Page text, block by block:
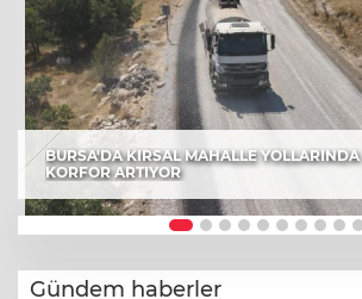
BURSA'DA KIRSAL MAHALLE YOLLARINDA
KORFOR ARTIYOR
Gündem haberler